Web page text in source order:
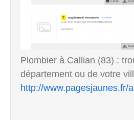
Plombier à Callian (83) :
département ou de votre
http://www.pagesjaunes.fr/